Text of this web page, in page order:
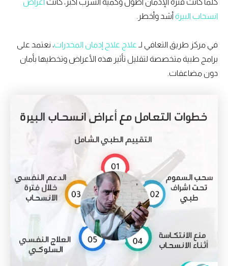
كلما كانت فترة الإدمان أطول وكمية الشرب أكبر، كانتأعراض
انسحاب البيرةأشد وأخطر.
في مركز طريق التعافي لـ علاج علاج إدمان المخدرات، نعتمد على
برامج طبية متخصصة لتقليل تأثير هذه الأعراض وتخطيها بأمان
دون مضاعفات.